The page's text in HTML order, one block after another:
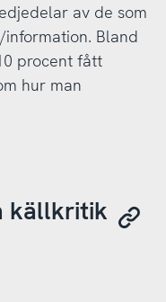
av de som
Bland
procent fått
hur man
källkritik